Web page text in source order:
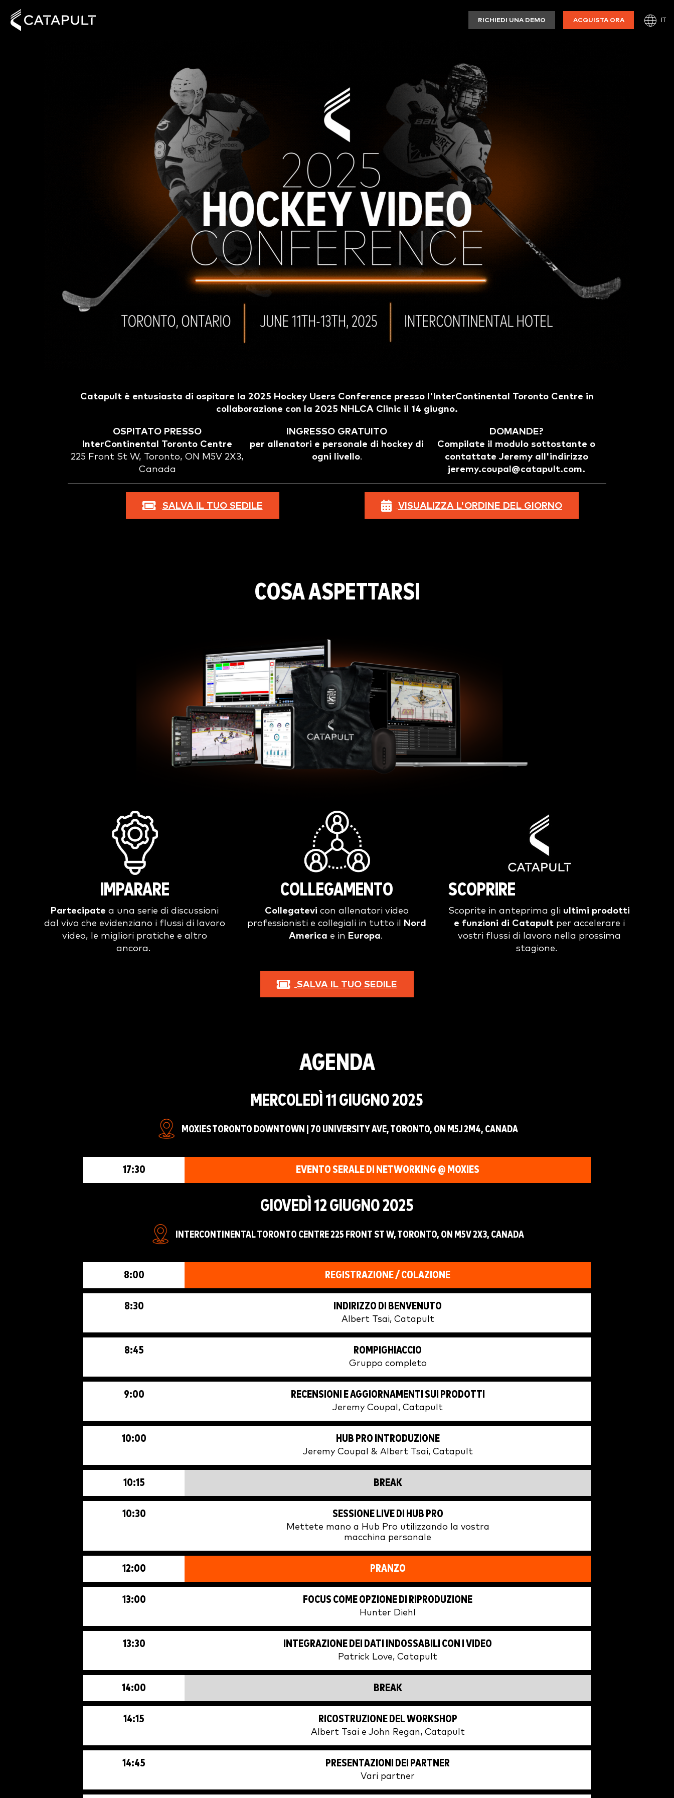
RICHIEDI UNA DEMO ACQUISTA ORA IT
Catapult è entusiasta di ospitare la 2025 Hockey Users Conference presso l'InterContinental Toronto Centre in
collaborazione con la 2025 NHLCA Clinic il 14 giugno.
OSPITATO PRESSO
InterContinental Toronto Centre
225 Front St W, Toronto, ON M5V 2X3,
Canada
INGRESSO GRATUITO
per allenatori e personale di hockey di
ogni livello.
DOMANDE?
Compilate il modulo sottostante o
contattate Jeremy all'indirizzo
jeremy.coupal@catapult.com.
SALVA IL TUO SEDILE VISUALIZZA L'ORDINE DEL GIORNO
COSA ASPETTARSI
IMPARARE
Partecipate a una serie di discussioni
dal vivo che evidenziano i flussi di lavoro
video, le migliori pratiche e altro
ancora.
COLLEGAMENTO
Collegatevi con allenatori video
professionisti e collegiali in tutto il
Nord
America e in Europa.
SCOPRIRE
Scoprite in anteprima gli ultimi prodotti
e funzioni di Catapultper accelerare i
vostri flussi di lavoro nella prossima
stagione.
SALVA IL TUO SEDILE
AGENDA
MERCOLEDÌ 11 GIUGNO 2025
MOXIES TORONTO DOWNTOWN | 70 UNIVERSITY AVE, TORONTO, ON M5J 2M4, CANADA
17:30 EVENTO SERALE DI NETWORKING @ MOXIES
GIOVEDÌ 12 GIUGNO 2025
INTERCONTINENTAL TORONTO CENTRE 225 FRONT ST W, TORONTO, ON M5V 2X3, CANADA
8:00 REGISTRAZIONE / COLAZIONE
8:30 INDIRIZZO DI BENVENUTO
Albert Tsai, Catapult
8:45 ROMPIGHIACCIO
Gruppo completo
9:00 RECENSIONI E AGGIORNAMENTI SUI PRODOTTI
Jeremy Coupal, Catapult
10:00 HUB PRO INTRODUZIONE
Jeremy Coupal & Albert Tsai, Catapult
10:15 BREAK
10:30 SESSIONE LIVE DI HUB PRO
Mettete mano a Hub Pro utilizzando la vostra
macchina personale
12:00 PRANZO
13:00 FOCUS COME OPZIONE DI RIPRODUZIONE
Hunter Diehl
13:30 INTEGRAZIONE DEI DATI INDOSSABILI CON I VIDEO
Patrick Love, Catapult
14:00 BREAK
14:15 RICOSTRUZIONE DEL WORKSHOP
Albert Tsai e John Regan, Catapult
14:45 PRESENTAZIONI DEI PARTNER
Vari partner